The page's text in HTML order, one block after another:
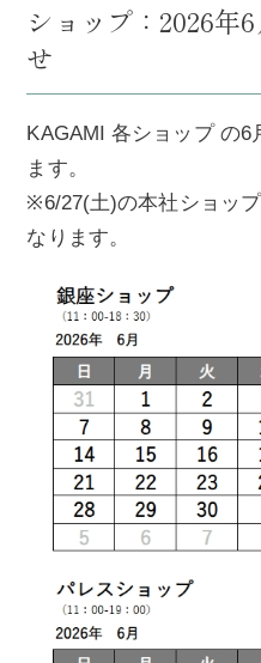
ショップ：2026
せ
KAGAMI 各ショップ の6
ます。
※6/27(土)の本社ショッ
なります。